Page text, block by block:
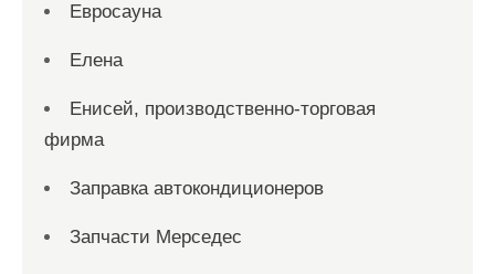
Евросауна
Елена
Енисей, производственно-торговая
фирма
Заправка автокондиционеров
Запчасти Мерседес